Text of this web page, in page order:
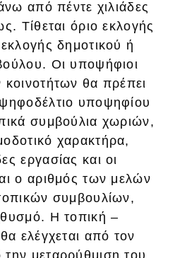
από πέντε χιλιάδες
Τίθεται όριο εκλογής
δημοτικού ή
Οι υποψήφιοι
θα πρέπει
υποψηφίου
συμβούλια χωριών,
χαρακτήρα,
εργασίας και οι
ο αριθμός των μελών
συμβουλίων,
Η τοπική –
ελέγχεται από τον